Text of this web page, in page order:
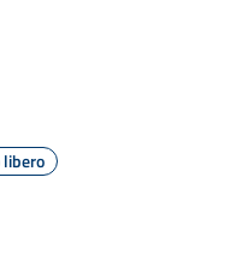
libero